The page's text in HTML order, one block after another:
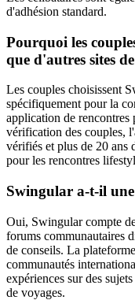
d'adhésion standard.
Pourquoi les
que d'autres sites
Les couples choisissent
spécifiquement pour la
application de rencontres
vérification des couples,
vérifiés et plus de 20 ans
pour les rencontres
Swingular a-t-il
Oui, Swingular compte
forums communautaires
de conseils. La
communautés
expériences sur des
de voyages.